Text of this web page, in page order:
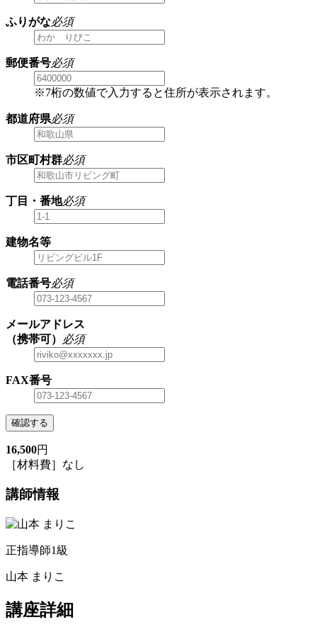
ふりがな必須
郵便番号必須
※7桁の数値で入力すると住所が表示されます。
都道府県必須
市区町村群必須
丁目・番地必須
建物名等
電話番号必須
メールアドレス
（携帯可）
必須
FAX番号
確認する
16,500円
［材料費］なし
講師情報
正指導師1級
山本 まりこ
講座詳細